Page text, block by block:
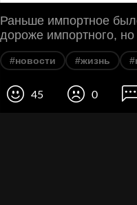
Раньше импортное
дороже импортного, но
#новости #жизнь
45 0